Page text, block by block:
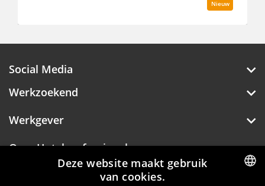
Social Media
Werkzoekend
Werkgever
Over Hotelprofessionals
Deze website maakt gebruik
van cookies.